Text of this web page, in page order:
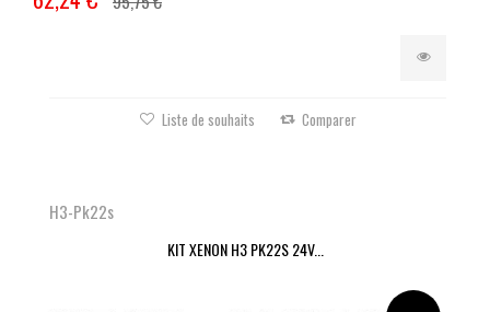
Liste de souhaits Comparer
H3-Pk22s
KIT XENON H3 PK22S 24V...